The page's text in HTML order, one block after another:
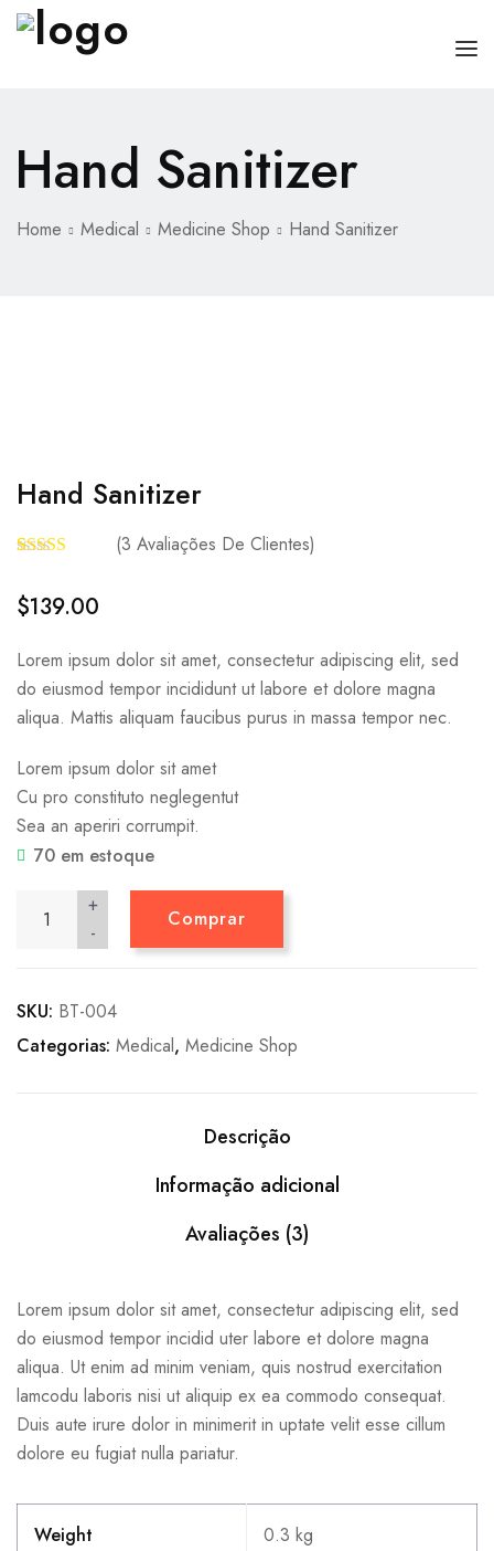
PAGES
ABOUT
DOCTORS
Hand Sanitizer
Home Medical Medicine Shop Hand Sanitizer
Hand Sanitizer
3.33de
em
avaliaçõ
es de
clientes
(3 Avaliações De Clientes)
$139.00
Lorem ipsum dolor sit amet, consectetur adipiscing elit, sed
do eiusmod tempor incididunt ut labore et dolore magna
aliqua. Mattis aliquam faucibus purus in massa tempor nec.
Lorem ipsum dolor sit amet
Cu pro constituto neglegentut
Sea an aperiri corrumpit.
70 em estoque
-
+
Comprar
SKU: BT-004
Categorias: Medical, Medicine Shop
Descrição
Informação adicional
Avaliações (3)
Lorem ipsum dolor sit amet, consectetur adipiscing elit, sed
do eiusmod tempor incidid uter labore et dolore magna
aliqua. Ut enim ad minim veniam, quis nostrud exercitation
lamcodu laboris nisi ut aliquip ex ea commodo consequat.
Duis aute irure dolor in minimerit in uptate velit esse cillum
dolore eu fugiat nulla pariatur.
Weight 0.3 kg